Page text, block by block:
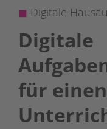
◼ Digitale
Digitale
für